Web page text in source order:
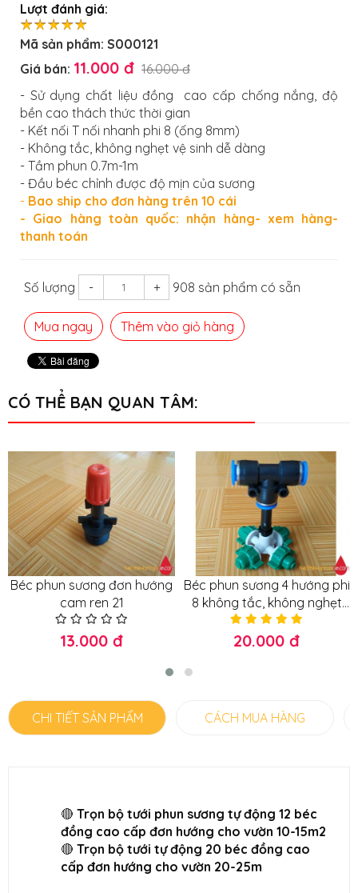
Lượt đánh giá:
Mã sản phẩm: S000121
Giá bán: 11.000 đ 16.000 đ
- Sử dụng chất liệu đồng cao cấp chống nắng, độ
bền cao thách thức thời gian
- Kết nối T nối nhanh phi 8 (ống 8mm)
- Không tắc, không nghẹt vệ sinh dễ dàng
- Tầm phun 0.7m-1m
- Đầu béc chỉnh được độ mịn của sương
- Bao ship cho đơn hàng trên 10 cái
- Giao hàng toàn quốc: nhận hàng- xem hàng-
thanh toán
Số lượng - + 908 sản phẩm có sẵn
Mua ngay Thêm vào giỏ hàng
CÓ THỂ BẠN QUAN TÂM:
Béc phun sương đơn hướng
cam ren 21
13.000 đ
Béc phun sương 4 hướng phi
8 không tắc, không nghẹt
hàng loại 1
20.000 đ
CHI TIẾT SẢN PHẨM CÁCH MUA HÀNG
🔴 Trọn bộ tưới phun sương tự động 12 béc
đồng cao cấp đơn hướng cho vườn 10-15m2
🔴 Trọn bộ tưới tự động 20 béc đồng cao
cấp đơn hướng cho vườn 20-25m